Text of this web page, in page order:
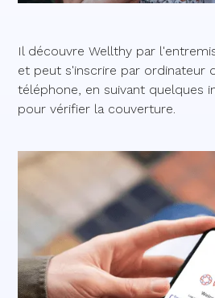
Il découvre Wellthy par
et peut s'inscrire par ordinateur
téléphone, en suivant quelques
pour vérifier la couverture.